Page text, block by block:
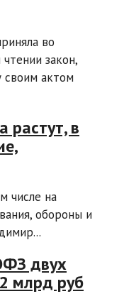
во
закон,
своим актом
в
числе на
обороны и
двух
млрд руб